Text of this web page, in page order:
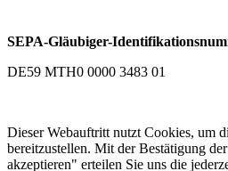
SEPA-Gläubiger-
DE59 MTH0 0000 3483 01
Dieser Webauftritt nutzt Cookies, um
bereitzustellen. Mit der Bestätigung
akzeptieren" erteilen Sie uns die